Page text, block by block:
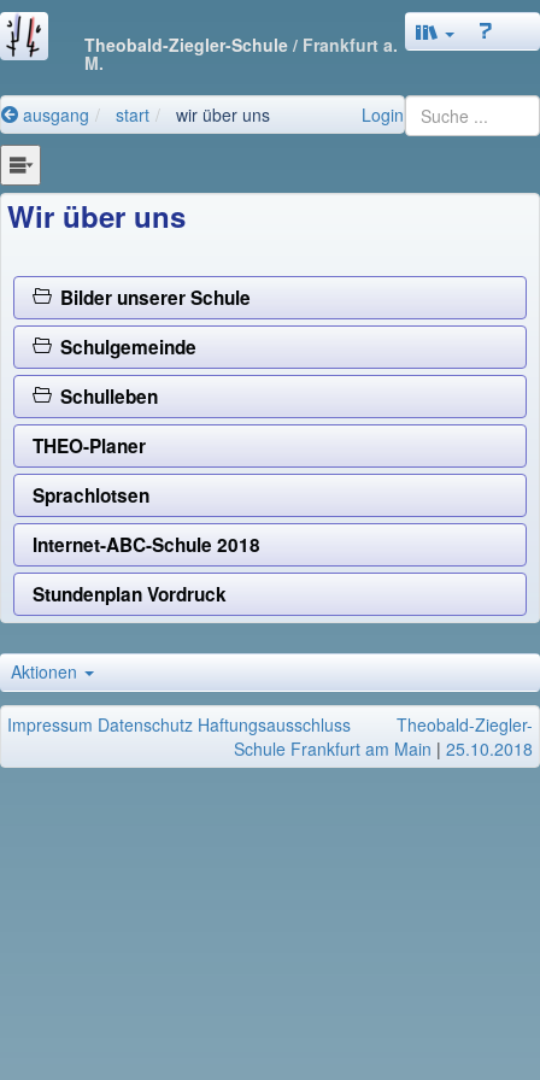
Theobald-Ziegler-Schule / Frankfurt a.
M.
ausgang start wir über uns Login
Wir über uns
Bilder unserer Schule
Schulgemeinde
Schulleben
THEO-Planer
Sprachlotsen
Internet-ABC-Schule 2018
Stundenplan Vordruck
Aktionen
Impressum Datenschutz Haftungsausschluss
Theobald-Ziegler-
Schule Frankfurt am Main | 25.10.2018